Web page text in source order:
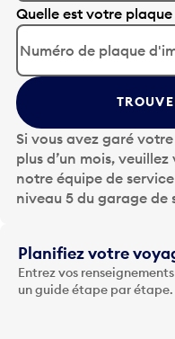
A
p
p
u
y
e
s
u
r
l
t
o
u
Quelle est votre
Si vous avez garé
plus d’un mois,
notre équipe de
niveau 5 du garage de
Planifiez votre
Entrez vos
un guide étape par étape.